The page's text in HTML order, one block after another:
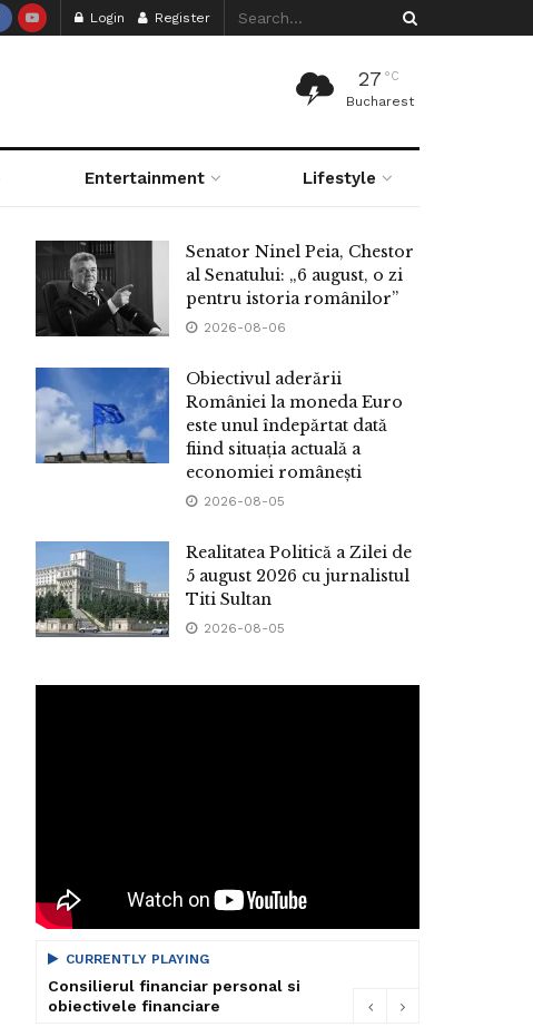
Login Register
27 °C
Bucharest
Entertainment Lifestyle
Senator Ninel Peia, Chestor
al Senatului: „6 august, o zi
pentru istoria românilor”
2026-08-06
Obiectivul aderării
României la moneda Euro
este unul îndepărtat dată
fiind situația actuală a
economiei românești
2026-08-05
Realitatea Politică a Zilei de
5 august 2026 cu jurnalistul
Titi Sultan
2026-08-05
CURRENTLY PLAYING
Consilierul financiar personal si
obiectivele financiare